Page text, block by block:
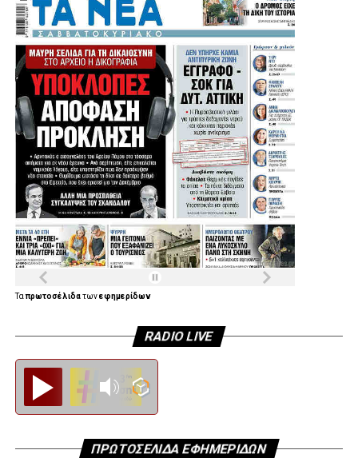
Ταπρωτοσέλιδατωνεφημερίδων
RADIO LIVE
ΠΡΩΤΟΣΕΛΙΔΑ ΕΦΗΜΕΡΙΔΩΝ